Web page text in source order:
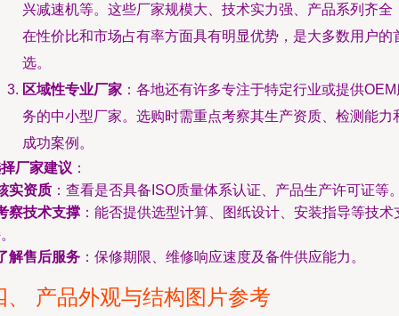
兴减速机等。这些厂家规模大、技术实力强、产品系列齐全
在性价比和市场占有率方面具有明显优势，是大多数用户的
选。
区域性专业厂家 ：各地还有许多专注于特定行业或提供
务的中小型厂家。选购时需重点考察其生产资质、检测能力
成功案例。
厂家建议 ：
实资质 ：查看是否具备ISO质量体系认证、产品生产许可证等
察技术支撑 ：能否提供选型计算、图纸设计、安装指导等技术
解售后服务 ：保修期限、维修响应速度及备件供应能力。
、 产品外观与结构图片参考